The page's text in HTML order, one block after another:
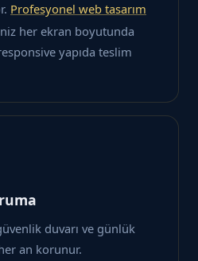
Profesyonel web tasarım
her ekran boyutunda
yapıda teslim
duvarı ve günlük
an korunur.